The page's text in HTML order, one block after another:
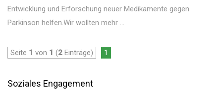
Entwicklung und Erforschung neuer Medikamente gegen
Parkinson helfen.Wir wollten mehr ...
Seite 1 von 1 (2 Einträge) 1
Soziales Engagement